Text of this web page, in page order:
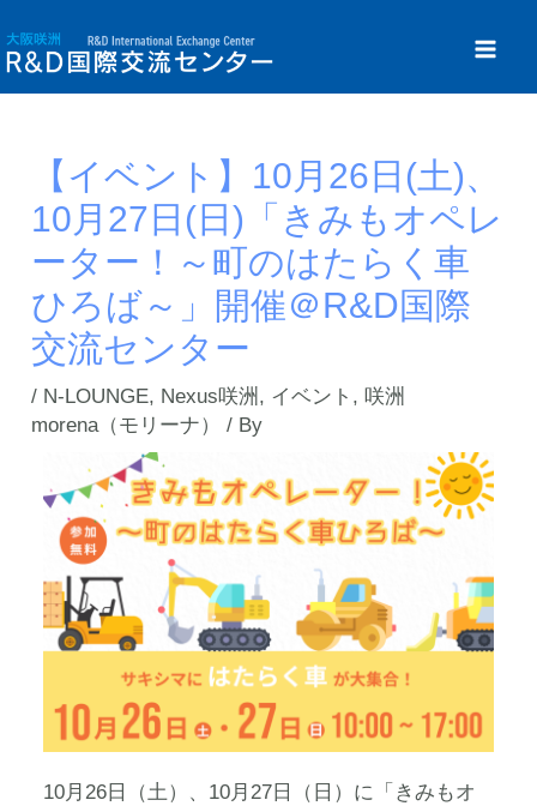
【イベント】10月26日(土)、
10月27日(日)「きみもオペレ
ーター！～町のはたらく車
ひろば～」開催＠R&D国際
交流センター
/ N-LOUNGE, Nexus咲洲 , イベント , 咲洲
morena（モリーナ）
/ By
10月26日（土）、10月27日（日）に「きみもオ